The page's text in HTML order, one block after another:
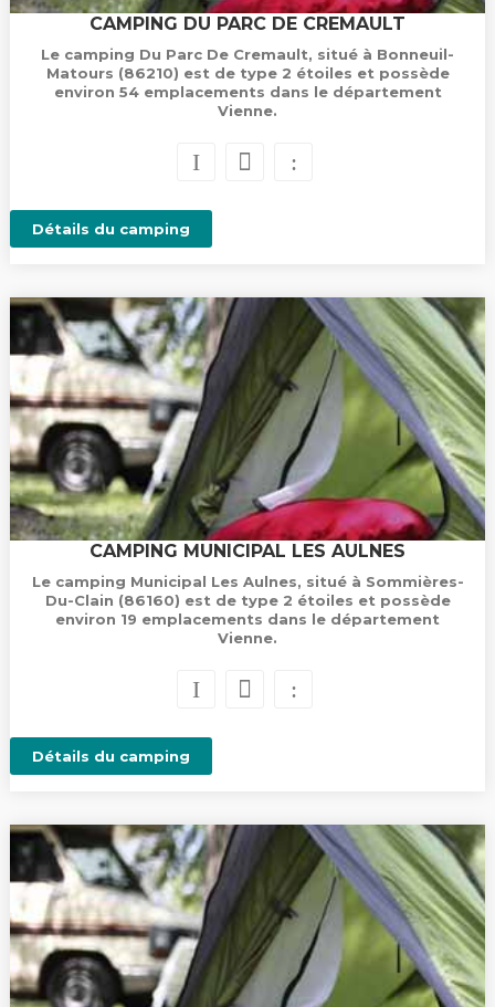
CAMPING DU PARC DE CREMAULT
Le camping Du Parc De Cremault, situé à Bonneuil-
Matours (86210) est de type 2 étoiles et possède
environ 54 emplacements dans le département
Vienne.
Détails du camping
CAMPING MUNICIPAL LES AULNES
Le camping Municipal Les Aulnes, situé à Sommières-
Du-Clain (86160) est de type 2 étoiles et possède
environ 19 emplacements dans le département
Vienne.
Détails du camping